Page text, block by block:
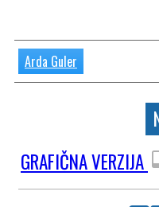
Arda Guler
GRAFIČNA VERZIJA